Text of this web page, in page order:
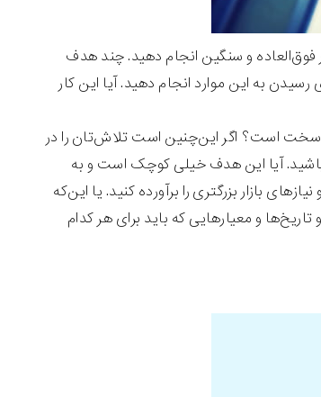
و سنگین انجام دهید. چند هدف
به این موارد انجام دهید. آیا این کار
است؟ اگر این‌چنین است تلاش‌تان را در
آیا این هدف خیلی کوچک است و به
بزرگتری را برآورده کنید. یا این‌که
و معیارهایی که باید برای هر کدام